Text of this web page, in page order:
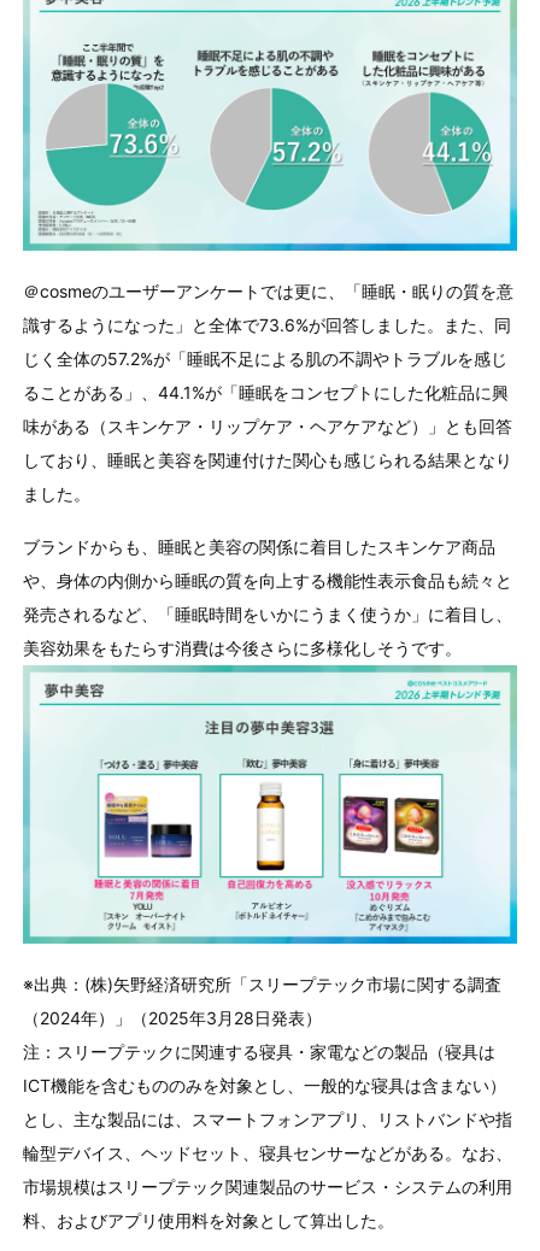
＠cosmeのユーザーアンケートでは更に、「睡眠・眠りの質を意
識するようになった」と全体で73.6%が回答しました。また、同
じく全体の57.2%が「睡眠不足による肌の不調やトラブルを感じ
ることがある」、 44.1%が「睡眠をコンセプトにした化粧品に興
味がある（スキンケア・リップケア・ヘアケアなど）」とも回答
しており、睡眠と美容を関連付けた関心も感じられる結果となり
ました。
ブランドからも、睡眠と美容の関係に着目したスキンケア商品
や、身体の内側から睡眠の質を向上する機能性表示食品も続々と
発売されるなど、「睡眠時間をいかにうまく使うか」に着目し、
美容効果をもたらす消費は今後さらに多様化しそうです。
※出典：(株)⽮野経済研究所「スリープテック市場に関する調査
（2024年）」（2025年3⽉28⽇発表）
注：スリープテックに関連する寝具・家電などの製品（寝具は
ICT機能を含むもののみを対象とし、⼀般的な寝具は含まない）
とし、主な製品には、スマートフォンアプリ、リストバンドや指
輪型デバイス、ヘッドセット、寝具センサーなどがある。なお、
市場規模はスリープテック関連製品のサービス・システムの利⽤
料、およびアプリ使⽤料を対象として算出した。